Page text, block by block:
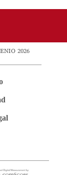
2026